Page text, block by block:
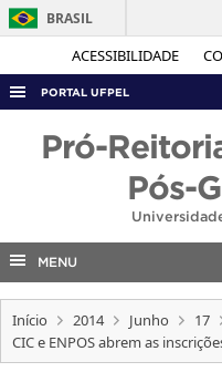
ACESSIBILIDADE
BRASIL
PORTAL UFPEL
CONCURSOS
EDITAIS
INTERNACIONAL
Pró-
Pós-
MENU
Início 2014 Junho
17
CIC e ENPOS abrem as